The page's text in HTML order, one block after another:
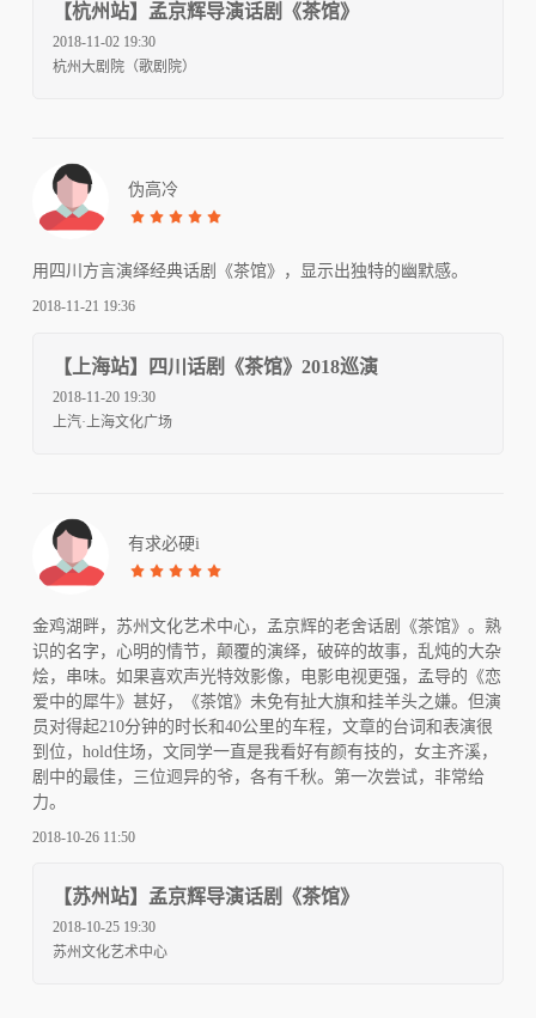
【杭州站】孟京辉导演话剧《茶馆》
2018-11-02 19:30
杭州大剧院（歌剧院）
伪高冷
用四川方言演绎经典话剧《茶馆》，显示出独特的幽默感。
2018-11-21 19:36
【上海站】四川话剧《茶馆》2018巡演
2018-11-20 19:30
上汽·上海文化广场
有求必硬i
金鸡湖畔，苏州文化艺术中心，孟京辉的老舍话剧《茶馆》。熟
识的名字，心明的情节，颠覆的演绎，破碎的故事，乱炖的大杂
烩，串味。如果喜欢声光特效影像，电影电视更强，孟导的《恋
爱中的犀牛》甚好，《茶馆》未免有扯大旗和挂羊头之嫌。但演
员对得起210分钟的时长和40公里的车程，文章的台词和表演很
到位，hold住场，文同学一直是我看好有颜有技的，女主齐溪，
剧中的最佳，三位迥异的爷，各有千秋。第一次尝试，非常给
力。
2018-10-26 11:50
【苏州站】孟京辉导演话剧《茶馆》
2018-10-25 19:30
苏州文化艺术中心